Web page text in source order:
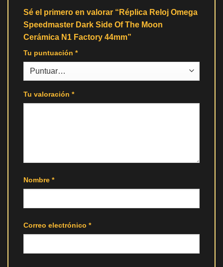
Sé el primero en valorar “Réplica Reloj Omega
Speedmaster Dark Side Of The Moon
Cerámica N1 Factory 44mm”
Tu puntuación *
Tu valoración *
Nombre *
Correo electrónico *